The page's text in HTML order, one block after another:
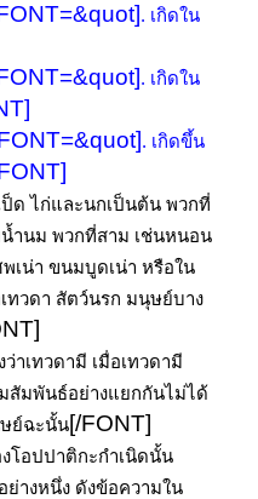
. เกิดใน
. เกิดใน
. เกิดขึ้น
ป็ด ไก่และนกเป็นต้น พวกที่
ำนม พวกที่สาม เช่นหนอน
เน่า ขนมบูดเน่า หรือใน
ทวดา สัตว์นรก มนุษย์บาง
าเทวดามี เมื่อเทวดามี
สัมพันธ์อย่างแยกกันไม่ได้
ย์ฉะนั้น[/FONT]
งโอปปาติกะกำเนิดนั้น
ย่างหนึ่ง ดังข้อความใน